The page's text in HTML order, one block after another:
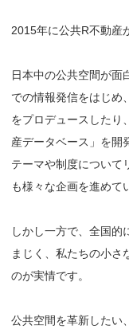
2015年に公共R不動産
日本中の公共空間が面
での情報発信をはじめ
をプロデュースしたり
産データベース」を開
テーマや制度について
も様々な企画を進めて
しかし一方で、全国的
まじく、私たちの小さ
のが実情です。
公共空間を革新したい